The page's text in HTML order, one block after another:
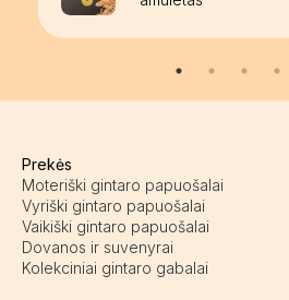
Prekės
Moteriški gintaro papuošalai
Vyriški gintaro papuošalai
Vaikiški gintaro papuošalai
Dovanos ir suvenyrai
Kolekciniai gintaro gabalai